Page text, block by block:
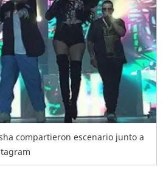
compartieron escenario junto a